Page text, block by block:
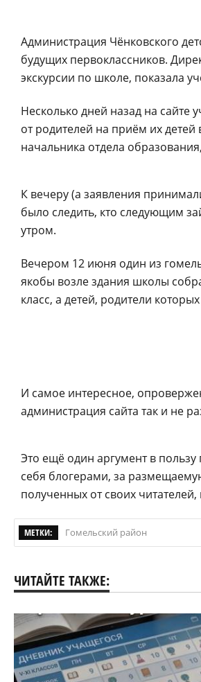
Администрация Чёнковского
будущих первоклассников.
экскурсии по школе, показала
Несколько дней назад на
от родителей на приём их детей
начальника отдела
К вечеру (а заявления
было следить, кто следующим
утром.
Вечером 12 июня один из
якобы возле здания школы
класс, а детей, родители
И самое интересное,
администрация сайта так и не
Это ещё один аргумент в
себя блогерами, за
полученных от своих
МЕТКИ: Гомельский район
ЧИТАЙТЕ ТАКЖЕ: